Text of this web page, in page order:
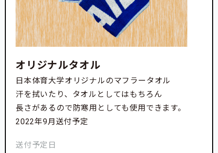
オリジナルタオル
日本体育大学オリジナルのマフラータオル
汗を拭いたり、タオルとしてはもちろん
長さがあるので防寒用としても使用できます。
2022年9月送付予定
送付予定日